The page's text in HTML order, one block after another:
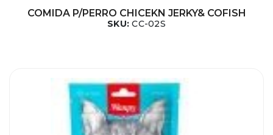
COMIDA P/PERRO CHICEKN JERKY& COFISH
SKU:CC-02S